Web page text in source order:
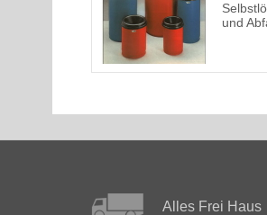
und
Alles Frei Haus